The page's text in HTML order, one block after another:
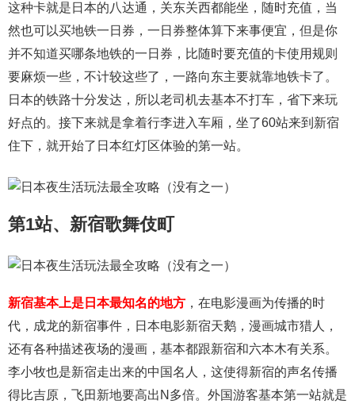
这种卡就是日本的八达通，关东关西都能坐，随时充值，当
然也可以买地铁一日券，一日券整体算下来事便宜，但是你
并不知道买哪条地铁的一日券，比随时要充值的卡使用规则
要麻烦一些，不计较这些了，一路向东主要就靠地铁卡了。
日本的铁路十分发达，所以老司机去基本不打车，省下来玩
好点的。接下来就是拿着行李进入车厢，坐了60站来到新宿
住下，就开始了日本红灯区体验的第一站。
第1站、新宿歌舞伎町
新宿基本上是日本最知名的地方 ，在电影漫画为传播的时
代，成龙的新宿事件，日本电影新宿天鹅，漫画城市猎人，
还有各种描述夜场的漫画，基本都跟新宿和六本木有关系。
李小牧也是新宿走出来的中国名人，这使得新宿的声名传播
得比吉原，飞田新地要高出N多倍。外国游客基本第一站就是